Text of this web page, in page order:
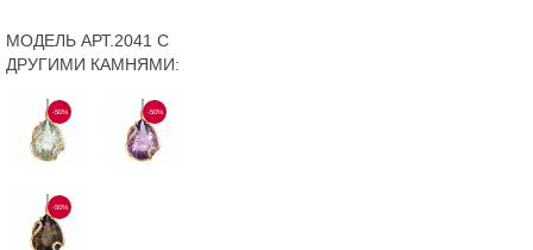
МОДЕЛЬ АРТ.2041 С
ДРУГИМИ КАМНЯМИ:
-50% -50%
-50%